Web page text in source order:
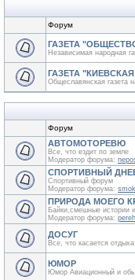
Форум
ГАЗЕТА
Независимая народная
ГАЗЕТА
Общеславянская газета
Форум
АВТОМОТОРЕВЮ
Все, что ездит по земле
Модератор форума:
СПОРТИВНЫЙ
Спортивный форум
Модератор форума:
ПРИРОДА МОЕГО
Байки,смешные истории
Модератор форума:
ДОСУГ
Все, что касается отдыха
ЮМОР
Юмор Авиационный и